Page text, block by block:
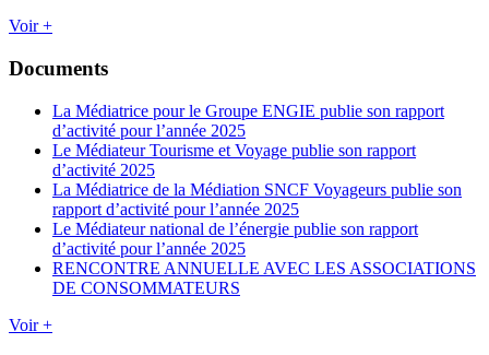
Voir +
Documents
La Médiatrice pour le Groupe ENGIE publie son rapport
d’activité pour l’année 2025
Le Médiateur Tourisme et Voyage publie son rapport
d’activité 2025
La Médiatrice de la Médiation SNCF Voyageurs publie son
rapport d’activité pour l’année 2025
Le Médiateur national de l’énergie publie son rapport
d’activité pour l’année 2025
RENCONTRE ANNUELLE AVEC LES ASSOCIATIONS
DE CONSOMMATEURS
Voir +